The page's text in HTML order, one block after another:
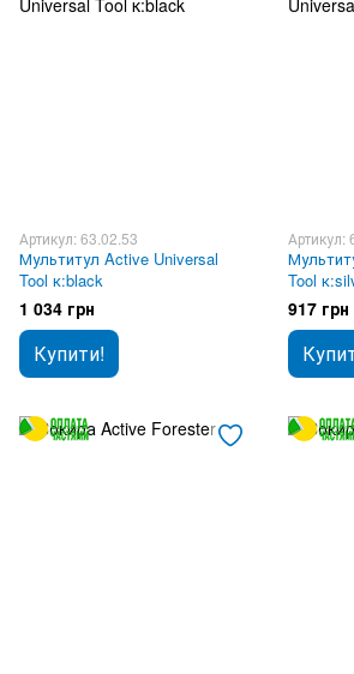
Артикул: 63.02.53
Мультитул Active Universal
Tool к:black
1 034 грн
Купити!
Артикул:
Tool
917 грн